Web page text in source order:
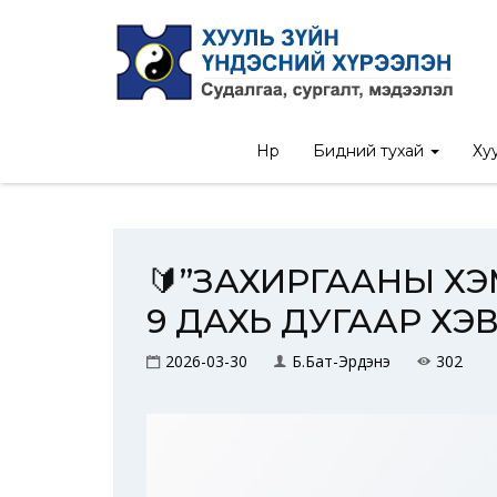
Нүүр Бидний тухай
Нүүр / Мэдээ /
🔰”ЗАХИРГААНЫ
9 ДАХЬ ДУГААР
2026-03-30 Б.Бат-Эрдэнэ 302